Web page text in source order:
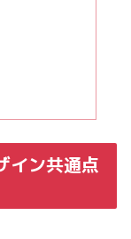
イン共通点